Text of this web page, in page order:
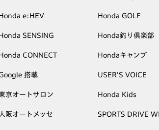
Honda e:HEV
Honda SENSING
Honda CONNECT
搭載
京オートサロン
阪オートメッセ
Honda GOLF
Honda釣り倶楽部
Hondaキャンプ
USER'S VOICE
Honda Kids
SPORTS DRIVE